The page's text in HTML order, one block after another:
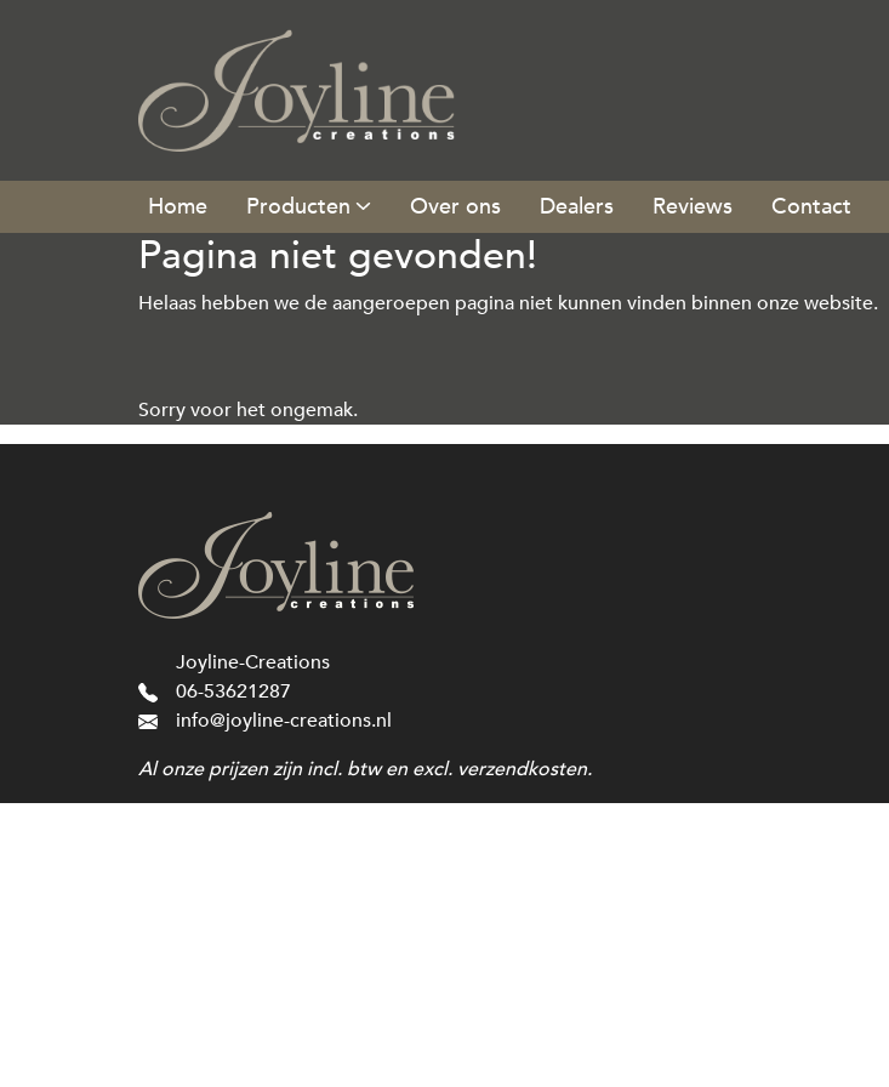
Producten Over ons Dealers Reviews Contact
Pagina niet gevonden!
Helaas hebben we de aangeroepen pagina niet kunnen vinden binnen onze website.
Sorry voor het ongemak.
Joyline-Creations
06-53621287
info@joyline-creations.nl
Al onze prijzen zijn incl. btw en excl. verzendkosten.